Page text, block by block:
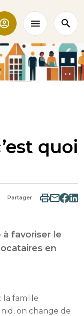
quoi
Partager
favoriser le
en
la famille
on change de